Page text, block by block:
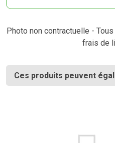
Photo non contractuelle -
frais de
Ces produits peuvent